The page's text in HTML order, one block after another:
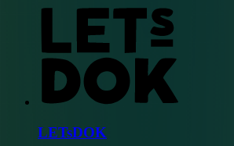
LETsDOK